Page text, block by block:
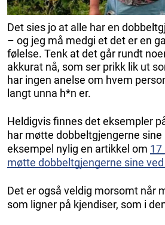
Det sies jo at alle har en
– og jeg må medgi et det er en
følelse. Tenk at det går rundt
akkurat nå, som ser prikk lik ut
har ingen anelse om hvem
langt unna h*n er.
Heldigvis finnes det eksempler
har møtte dobbeltgjengerne
eksempel nylig en artikkel om 17
møtte dobbeltgjengerne sine
Det er også veldig morsomt når
som ligner på kjendiser, som i